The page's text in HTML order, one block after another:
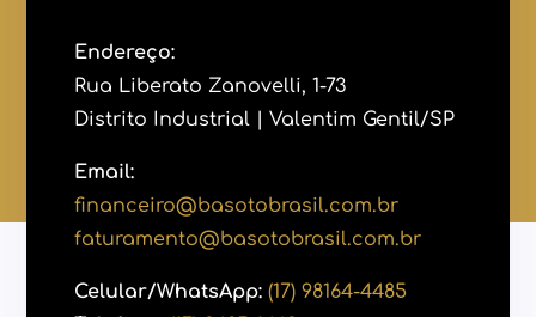
Endereço:
Rua Liberato Zanovelli, 1-73
Distrito Industrial | Valentim Gentil/SP
Email:
financeiro@basotobrasil.com.br
faturamento@basotobrasil.com.br
Celular/WhatsApp:(17) 98164-4485